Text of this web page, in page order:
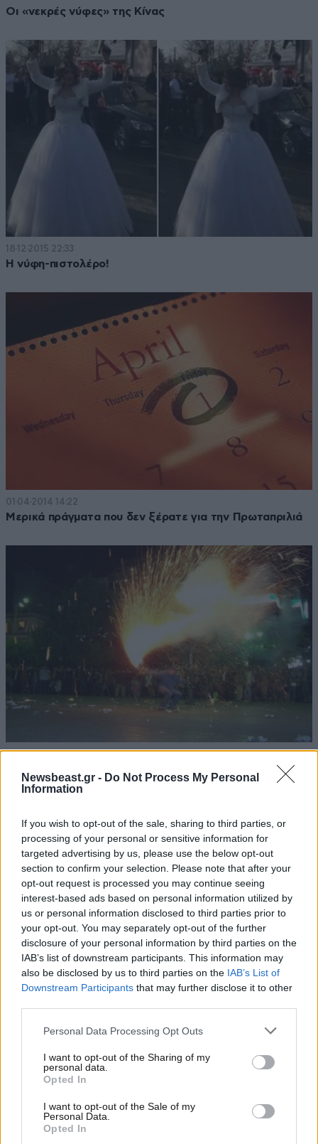
Newsbeast.gr - Do Not Process My Personal
Information
If you wish to opt-out of the sale, sharing to third parties, or
processing of your personal or sensitive information for
targeted advertising by us, please use the below opt-out
section to confirm your selection. Please note that after your
opt-out request is processed you may continue seeing
interest-based ads based on personal information utilized by
us or personal information disclosed to third parties prior to
your opt-out. You may separately opt-out of the further
disclosure of your personal information by third parties on the
IAB’s list of downstream participants. This information may
also be disclosed by us to third parties on the IAB’s List of
Downstream Participants that may further disclose it to other
Please note that this website/app uses one or more Google
not limited to your visit or usage behaviour. You may click to
grant or deny consent to Google and its third-party tags to
use your data for below specified purposes in below Google
consent section.
Personal Data Processing Opt Outs
I want to opt-out of the Sharing of my
personal data.
Opted In
I want to opt-out of the Sale of my
Personal Data.
Opted In
Οι «νεκρές νύφες» της Κίνας
18·12·2015 22:33
Η νύφη-πιστολέρο!
01·04·2014 14:22
Μερικά πράγματα που δεν ξέρατε για την Πρωταπριλιά
03·05·2013 06:35
01·04·2013 13:03